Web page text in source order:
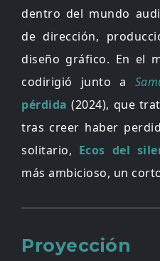
dentro del mundo
de dirección,
diseño gráfico. En el
codirigió junto a
pérdida (2024), que
tras creer haber
solitario, Ecos del
más ambicioso, un
Proyección